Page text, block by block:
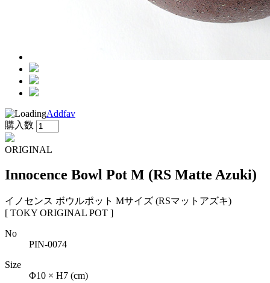
Addfav
購入数
ORIGINAL
Innocence Bowl Pot M (RS Matte Azuki)
イノセンス ボウルポット Mサイズ (RSマットアズキ)
[ TOKY ORIGINAL POT ]
No
PIN-0074
Size
Φ10 × H7 (cm)